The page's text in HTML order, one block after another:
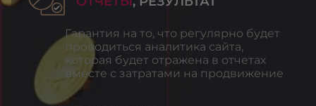
Гарантия на то, что регулярно будет
проводиться аналитика сайта,
которая будет отражена в отчетах
вместе с затратами на продвижение